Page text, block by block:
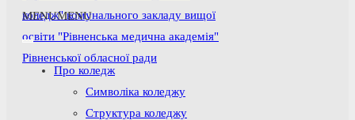
MENUMENU
Про коледж
Символіка коледжу
Структура коледжу